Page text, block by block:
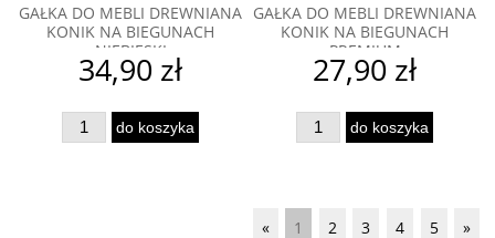
GAŁKA DO MEBLI DREWNIANA
KONIK NA BIEGUNACH
NIEBIESKI
34,90 zł
do koszyka
GAŁKA DO MEBLI DREWNIANA
KONIK NA BIEGUNACH
PREMIUM
27,90 zł
do koszyka
« 1 2 3 4 5 »